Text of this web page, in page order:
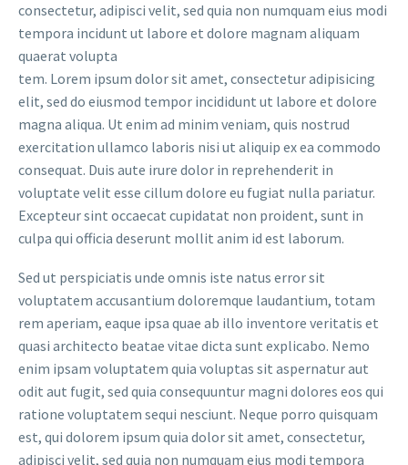
consectetur, adipisci velit, sed quia non numquam eius modi
tempora incidunt ut labore et dolore magnam aliquam
quaerat volupta
tem. Lorem ipsum dolor sit amet, consectetur adipisicing
elit, sed do eiusmod tempor incididunt ut labore et dolore
magna aliqua. Ut enim ad minim veniam, quis nostrud
exercitation ullamco laboris nisi ut aliquip ex ea commodo
consequat. Duis aute irure dolor in reprehenderit in
voluptate velit esse cillum dolore eu fugiat nulla pariatur.
Excepteur sint occaecat cupidatat non proident, sunt in
culpa qui officia deserunt mollit anim id est laborum.
Sed ut perspiciatis unde omnis iste natus error sit
voluptatem accusantium doloremque laudantium, totam
rem aperiam, eaque ipsa quae ab illo inventore veritatis et
quasi architecto beatae vitae dicta sunt explicabo. Nemo
enim ipsam voluptatem quia voluptas sit aspernatur aut
odit aut fugit, sed quia consequuntur magni dolores eos qui
ratione voluptatem sequi nesciunt. Neque porro quisquam
est, qui dolorem ipsum quia dolor sit amet, consectetur,
adipisci velit, sed quia non numquam eius modi tempora